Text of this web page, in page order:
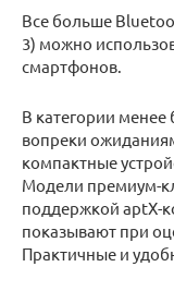
Все больше
3) можно
смартфонов.
В категории менее
вопреки
компактные
Модели премиум-
поддержкой aptX-
показывают при
Практичные и